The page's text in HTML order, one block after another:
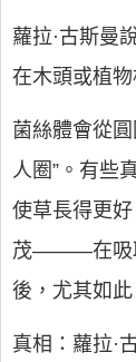
蘿拉·古斯曼
在木頭或植
菌絲體會從
人圈”。有些
使草長得更
茂———在吸
後，尤其如此
真相：蘿拉·